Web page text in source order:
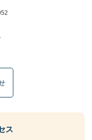
ス